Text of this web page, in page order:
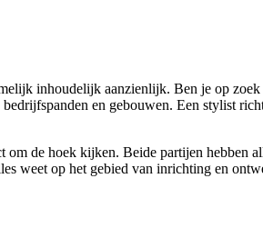
inhoudelijk aanzienlijk. Ben je op zoek
en gebouwen. Een stylist
de hoek kijken. Beide partijen hebben
weet op het gebied van inrichting en